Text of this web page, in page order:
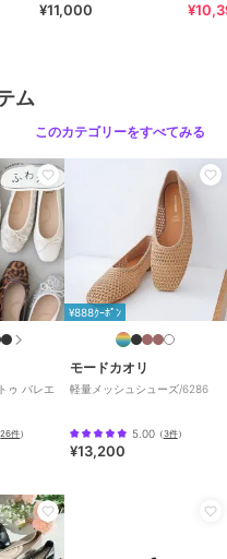
方法
/パイソン柄
未満/ラウンド
ラウンド
¥11,000
ム
このカテゴリーをすべてみる
ゥ バレエ
26件）
¥888ｸｰﾎﾟﾝ
モードカオリ
軽量メッシュシューズ/6286
5.00（3件）
¥13,200